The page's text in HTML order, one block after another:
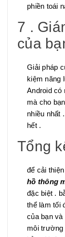
phiền toái
7 .
của
Giải pháp
kiệm năng
Android có
mà cho
nhiều nhất
hết .
Tổng
để cải
hồ thông
đặc biệt .
thể làm tối
của bạn và
môi trường